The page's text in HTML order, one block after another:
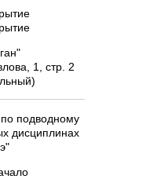
1, стр. 2
подводному
дисциплинах